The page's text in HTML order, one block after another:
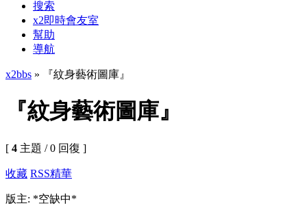
搜索
x2即時會友室
幫助
導航
x2bbs » 『紋身藝術圖庫』
『紋身藝術圖庫』
[ 4 主題 / 0 回復 ]
收藏 RSS精華
版主: *空缺中*